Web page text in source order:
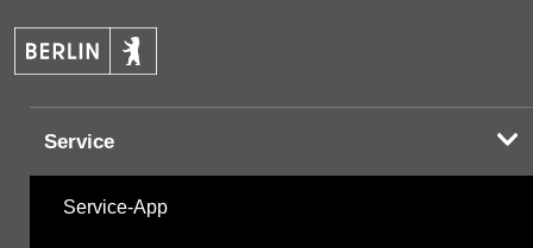
Service
Service-App